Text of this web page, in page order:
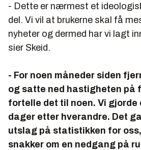
- Dette er nærmest et
del. Vi vil at brukerne skal få
nyheter og dermed har vi lagt
sier Skeid.
- For noen måneder siden
og satte ned hastigheten på
fortelle det til noen. Vi gjorde
dager etter hverandre. Det
utslag på statistikken for
snakker om en nedgang på